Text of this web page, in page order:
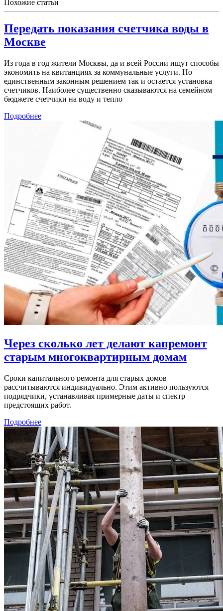
Похожие статьи
Передать показания счетчика воды в
Москве
Из года в год жители Москвы, да и всей России ищут способы
экономить на квитанциях за коммунальные услуги. Но
единственным законным решением так и остается установка
счетчиков. Наиболее существенно сказываются на семейном
бюджете счетчики на воду и тепло
Подробнее
Через сколько лет делают капремонт
старым многоквартирным домам
Сроки капитального ремонта для старых домов
рассчитываются индивидуально. Этим активно пользуются
подрядчики, устанавливая примерные даты и спектр
предстоящих работ.
Подробнее